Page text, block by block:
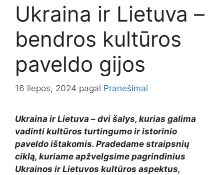
Ukraina ir Lietuva –
bendros kultūros
paveldo gijos
16 liepos, 2024 pagal Pranešimai
Ukraina ir Lietuva – dvi šalys, kurias galima
vadinti kultūros turtingumo ir istorinio
paveldo ištakomis. Pradedame straipsnių
ciklą, kuriame apžvelgsime pagrindinius
Ukrainos ir Lietuvos kultūros aspektus,